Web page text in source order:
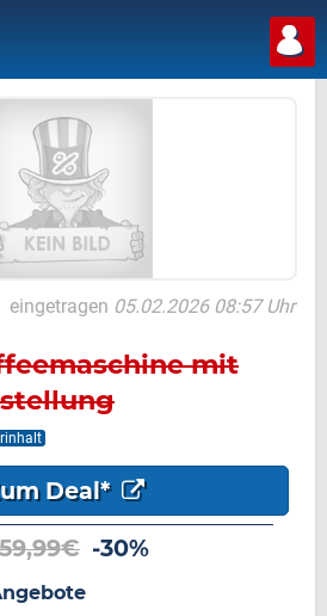
eingetragen 05.02.2026 08:57 Uhr
mit
Deal*
-30%